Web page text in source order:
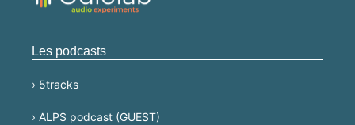
Les podcasts
› 5tracks
› ALPS podcast (GUEST)